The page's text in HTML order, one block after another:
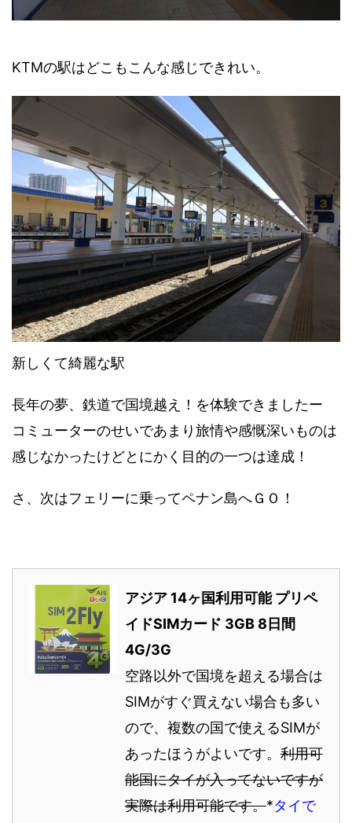
KTMの駅はどこもこんな感じできれい。
新しくて綺麗な駅
長年の夢、鉄道で国境越え！を体験できましたー
コミューターのせいであまり旅情や感慨深いものは
感じなかったけどとにかく目的の一つは達成！
さ、次はフェリーに乗ってペナン島へＧＯ！
アジア 14ヶ国利用可能 プリペ
イドSIMカード 3GB 8日間
4G/3G
空路以外で国境を超える場合は
SIMがすぐ買えない場合も多い
ので、複数の国で使えるSIMが
あったほうがよいです。利用可
能国にタイが入ってないですが
実際は利用可能です。*タイで